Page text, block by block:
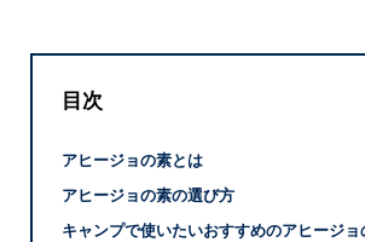
目次
アヒージョの素とは
アヒージョの素の選び方
キャンプで使いたいおすすめのアヒージ